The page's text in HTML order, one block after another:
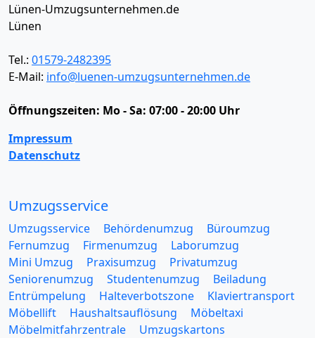
Lünen-Umzugsunternehmen.de
Lünen
Tel.: 01579-2482395
E-Mail: info@luenen-umzugsunternehmen.de
Öffnungszeiten: Mo - Sa: 07:00 - 20:00 Uhr
Impressum
Datenschutz
Umzugsservice
Umzugsservice Behördenumzug
Büroumzug
Fernumzug
Firmenumzug
Laborumzug
Mini Umzug
Praxisumzug
Privatumzug
Seniorenumzug
Studentenumzug
Beiladung
Entrümpelung
Halteverbotszone
Klaviertransport
Möbellift
Haushaltsauflösung
Möbeltaxi
Möbelmitfahrzentrale
Umzugskartons